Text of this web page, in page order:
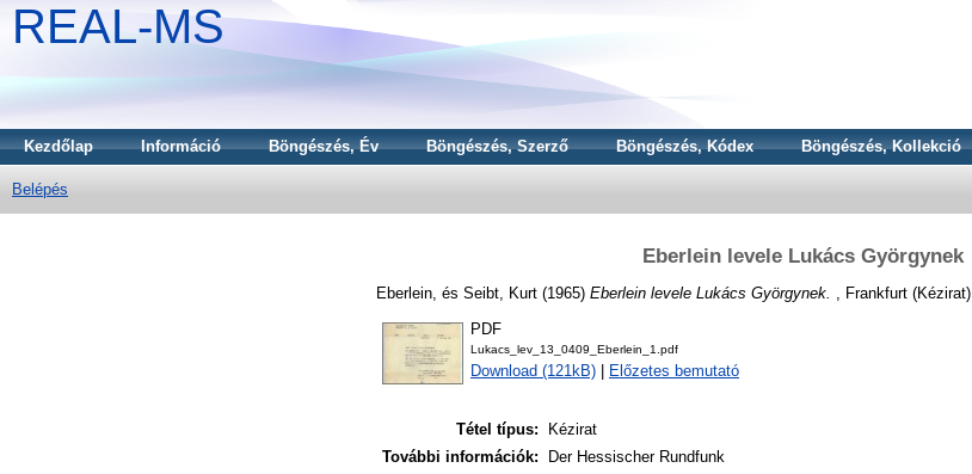
REAL-MS
Kezdőlap Információ Böngészés, Év Böngészés, Szerző Böngészés, Kódex Böngészés, Kollekció
Belépés
Eberlein levele Lukács Györgynek
Eberlein, és Seibt, Kurt (1965) Eberlein levele Lukács Györgynek. , Frankfurt (Kézirat)
PDF
Lukacs_lev_13_0409_Eberlein_1.pdf
Download (121kB) Előzetes bemutató
Tétel típus:
Kézirat
További információk:
Der Hessischer Rundfunk